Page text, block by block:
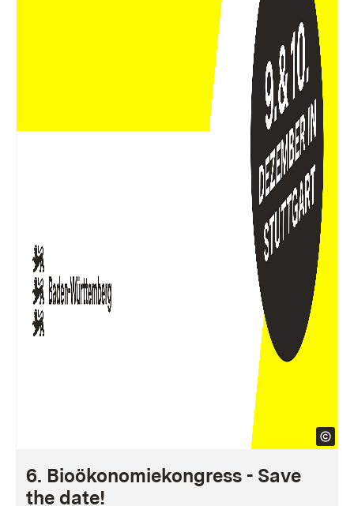
6. Bioökonomiekongress - Save
the date!